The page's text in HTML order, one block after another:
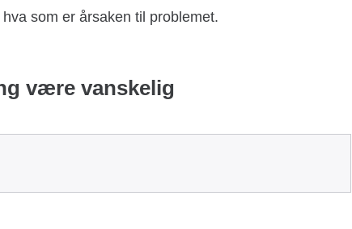
som er årsaken til problemet.
være vanskelig